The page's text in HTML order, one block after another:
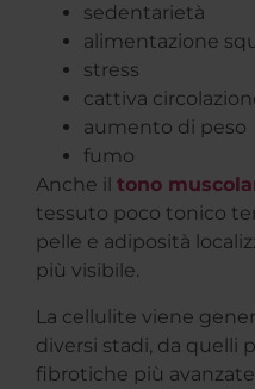
sedentarietà
alimentazione
stress
cattiva
aumento di peso
fumo
Anche il tono
tessuto poco tonico
pelle e adiposità
più visibile.
La cellulite viene
diversi stadi, da quelli
fibrotiche più